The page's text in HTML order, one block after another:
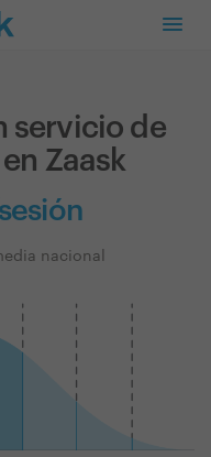
servicio de
Zaask
nacional